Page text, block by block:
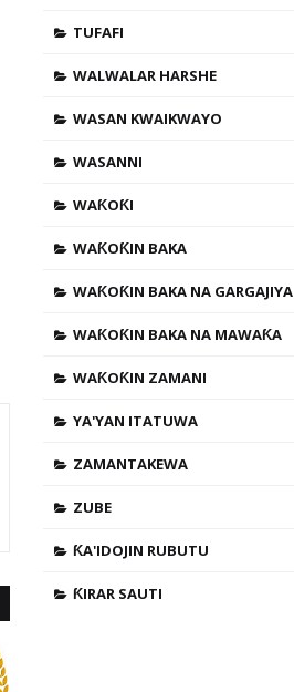
TUFAFI
WALWALAR HARSHE
WASAN KWAIKWAYO
WASANNI
WAƘOƘI
WAƘOƘIN BAKA
WAƘOƘIN BAKA NA GARGAJIYA
WAƘOƘIN BAKA NA MAWAƘA
WAƘOƘIN ZAMANI
YA'YAN ITATUWA
ZAMANTAKEWA
ZUBE
ƘA'IDOJIN RUBUTU
ƘIRAR SAUTI